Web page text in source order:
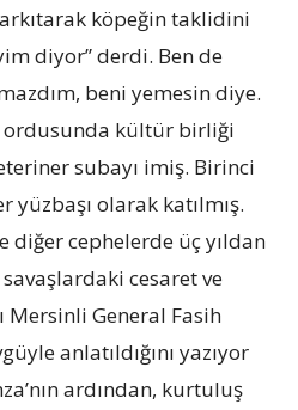
köpeğin taklidini
diyor” derdi. Ben de
beni yemesin diye.
ordusunda kültür birliği
subayı imiş. Birinci
yüzbaşı olarak katılmış.
diğer cephelerde üç yıldan
cesaret ve
Mersinli General Fasih
anlatıldığını yazıyor
ardından, kurtuluş